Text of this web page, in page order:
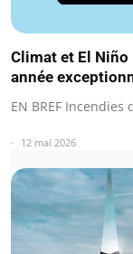
Climat et El
année
EN BREF
12 mai 2026